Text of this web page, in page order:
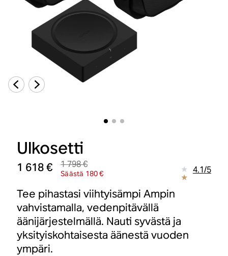
Ulkosetti
1 618 € 1 798 €
Säästä 180 € 4.1/5
Tee pihastasi viihtyisämpi Ampin
vahvistamalla, vedenpitävällä
äänijärjestelmällä. Nauti syvästä ja
yksityiskohtaisesta äänestä vuoden
ympäri.